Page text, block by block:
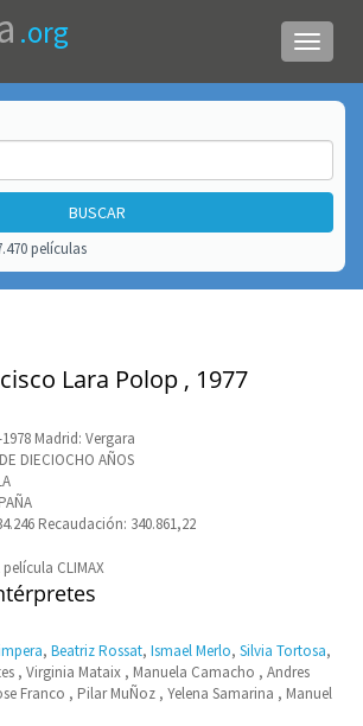
Menú
de
.org
películas
Lara Polop , 1977
Madrid: Vergara
DIECIOCHO AÑOS
Recaudación: 340.861,22
, Beatriz Rossat, Ismael Merlo, Silvia Tortosa,
, Virginia Mataix , Manuela Camacho , Andres
Franco , Pilar MuÑoz , Yelena Samarina , Manuel